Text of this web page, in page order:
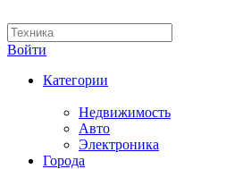
Войти
Категории
Недвижимость
Авто
Электроника
Города